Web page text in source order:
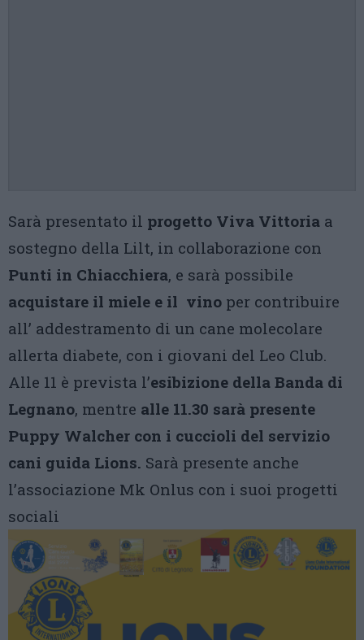
Sarà presentato il progetto Viva Vittoria a
sostegno della Lilt, in collaborazione con
Punti in Chiacchiera, e sarà possibile
acquistare il miele e il vino per contribuire
all’ addestramento di un cane molecolare
allerta diabete, con i giovani del Leo Club.
Alle 11 è prevista l’esibizione della Banda di
Legnano, mentre alle 11.30 sarà presente
Puppy Walcher con i cuccioli del servizio
cani guida Lions. Sarà presente anche
l’associazione Mk Onlus con i suoi progetti
sociali